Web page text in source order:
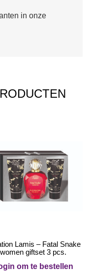
in onze
Lamis – Fatal Snake
women giftset 3 pcs.
om te bestellen